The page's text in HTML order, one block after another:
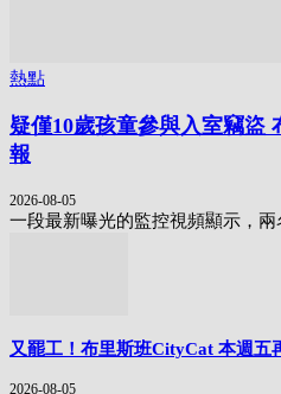
熱點
疑僅10歲孩童參與入室竊盜
報
2026-08-05
一段最新曝光的監控視頻顯示，
又罷工！布里斯班CityCat 本週五
2026-08-05